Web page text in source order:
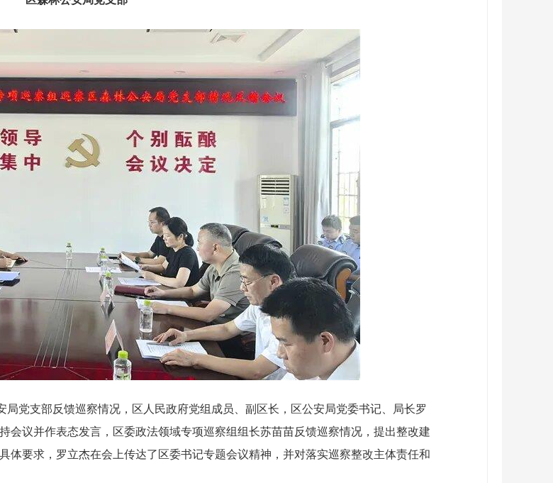
党支部反馈巡察情况，区人民政府党组成员、副区长，区公安局党委书记、局长罗
会议并作表态发言，区委政法领域专项巡察组组长苏苗苗反馈巡察情况，提出整改建
体要求，罗立杰在会上传达了区委书记专题会议精神，并对落实巡察整改主体责任和